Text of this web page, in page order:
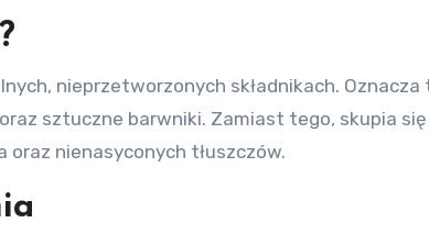
nieprzetworzonych składnikach.
sztuczne barwniki. Zamiast tego, skupia
oraz nienasyconych tłuszczów.